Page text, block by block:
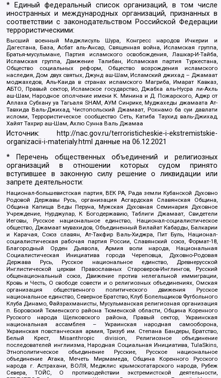
* Единый федеральный список организаций, в том числе
иностранных и международных организаций, признанных в
соответствии с законодательством Российской Федерации
террористическими:
Высший военный Маджлисуль Шура, Конгресс народов Ичкерии и
Дагестана, База, Асбат аль-Ансар, Священная война, Исламская группа,
Братья-мусульмане, Партия исламского освобождения, Лашкар-И-Тайба,
Исламская группа, Движение Талибан, Исламская партия Туркестана,
Общество социальных реформ, Общество возрождения исламского
наследия, Дом двух святых, Джунд аш-Шам, Исламский джихад – Джамаат
моджахедов, Аль-Каида в странах исламского Магриба, Имарат Кавказ,
АБТО, Правый сектор, Исламское государство, Джабха аль-Нусра ли-Ахль
аш-Шам, Народное ополчение имени К. Минина и Д. Пожарского, Аджр от
Аллаха Субхану уа Тагьаля SHAM, АУМ Синрике, Муджахеды джамаата Ат-
Тавхида Валь-Джихад, Чистопольский Джамаат, Рохнамо ба суи давлати
исломи, Террористическое сообщество Сеть, Катиба Таухид валь-Джихад,
Хайят Тахрир аш-Шам, Ахлю Сунна Валь Джамаа
Источник:
http://nac.gov.ru/terroristicheskie-i-ekstremistskie-
organizacii-i-materialy.html данные на06.12.2021
* Перечень общественных объединений и религиозных
организаций в отношении которых судом принято
вступившее в законную силу решение о ликвидации или
запрете деятельности:
Национал-большевистская партия, ВЕК РА, Рада земли Кубанской Духовно
Родовой Державы Русь, организация Асгардская Славянская Община,
Община Капища Веды Перуна, Мужская Духовная Семинария Духовное
Учреждение, Нурджулар, К Богодержавию, Таблиги Джамаат, Свидетели
Иеговы, Русское национальное единство, Национал-социалистическое
общество, Джамаат мувахидов, Объединенный Вилайат Кабарды, Балкарии
и Карачая, Союз славян, Ат-Такфир Валь-Хиджра, Пит Буль, Национал-
социалистическая рабочая партия России, Славянский союз, Формат-18,
Благородный Орден Дьявола, Армия воли народа, Национальная
Социалистическая Инициатива города Череповца, Духовно-Родовая
Держава Русь, Русское национальное единство, Древнерусской
Инглистической церкви Православных Староверов-Инглингов, Русский
общенациональный союз, Движение против нелегальной иммиграции,
Кровь и Честь, О свободе совести и о религиозных объединениях, Омская
организация общественного политического движения Русское
национальное единство, Северное Братство, Клуб Болельщиков Футбольного
Клуба Динамо, Файзрахманисты, Мусульманская религиозная организация
п. Боровский Тюменского района Тюменской области, Община Коренного
Русского народа Щелковского района, Правый сектор, Украинская
национальная ассамблея – Украинская народная самооборона,
Украинская повстанческая армия, Тризуб им. Степана Бандеры, Братство,
Белый Крест, Misanthropic division, Религиозное объединение
последователей инглиизма, Народная Социальная Инициатива, TulaSkins,
Этнополитическое объединение Русские, Русское национальное
объединение Атака, Мечеть Мирмамеда, Община Коренного Русского
народа г. Астрахани, ВОЛЯ, Меджлис крымскотатарского народа, Рубеж
Севера, ТОЙС, О противодействии экстремистской деятельности,